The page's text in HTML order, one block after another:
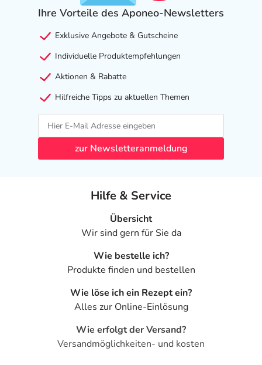
Ihre Vorteile des Aponeo-Newsletters
Exklusive Angebote & Gutscheine
Individuelle Produktempfehlungen
Aktionen & Rabatte
Hilfreiche Tipps zu aktuellen Themen
zur Newsletteranmeldung
Hilfe & Service
Übersicht
Wir sind gern für Sie da
Wie bestelle ich?
Produkte finden und bestellen
Wie löse ich ein Rezept ein?
Alles zur Online-Einlösung
Wie erfolgt der Versand?
Versandmöglichkeiten- und kosten